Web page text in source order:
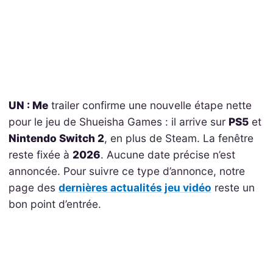
UN : Metrailer confirme une nouvelle étape nette
pour le jeu de Shueisha Games : il arrive sur PS5et
Nintendo Switch 2, en plus de Steam. La fenêtre
reste fixée à 2026. Aucune date précise n’est
annoncée. Pour suivre ce type d’annonce, notre
page des dernières actualités jeu vidéo reste un
bon point d’entrée.